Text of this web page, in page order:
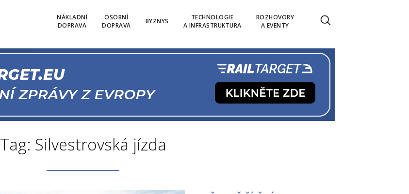
NÁKLADNÍ
DOPRAVA
OSOBNÍ
DOPRAVA
BYZNYS
TECHNOLOGIE
A INFRASTRUKTURA
ROZHOVORY
A EVENTY
Tag: Silvestrovská jízda